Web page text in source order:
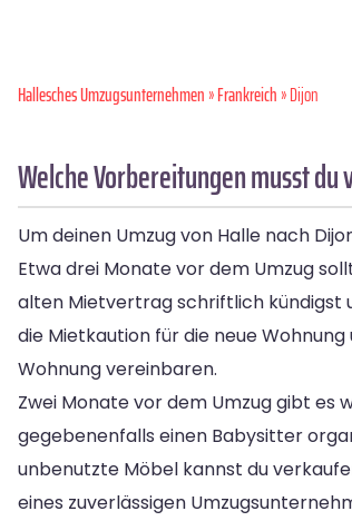
Hallesches Umzugsunternehmen»Frankreich» Dijon
Welche Vorbereitungen musst
Um deinen Umzug von Halle nach
Etwa drei Monate vor dem Umzug
alten Mietvertrag schriftlich kündigst
die Mietkaution für die neue
Wohnung vereinbaren.
Zwei Monate vor dem Umzug gibt es
gegebenenfalls einen Babysitter
unbenutzte Möbel kannst du
eines zuverlässigen